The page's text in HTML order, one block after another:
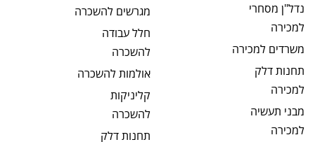
נדל"ן מסחרי
למכירה
משרדים למכירה
תחנות דלק
למכירה
מבני תעשיה
למכירה
מגרשים להשכרה
חלל עבודה
להשכרה
אולמותלהשכרה
קליניקות
להשכרה
תחנות דלק